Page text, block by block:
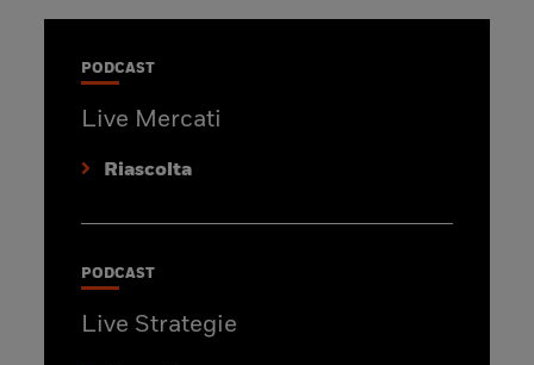
PODCAST
Live Mercati
Riascolta
PODCAST
Live Strategie